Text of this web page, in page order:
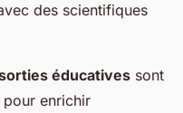
des scientifiques
éducatives sont
enrichir